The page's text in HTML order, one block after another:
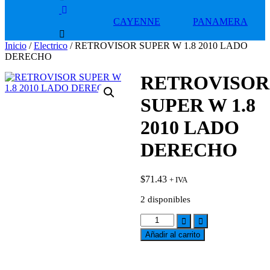
CAYENNE PANAMERA
Inicio /Electrico / RETROVISOR SUPER W 1.8 2010 LADO
DERECHO
RETROVISOR
SUPER W 1.8
2010 LADO
DERECHO
$71.43 + IVA
2 disponibles
RETROVISOR
SUPER
W
Añadir al carrito